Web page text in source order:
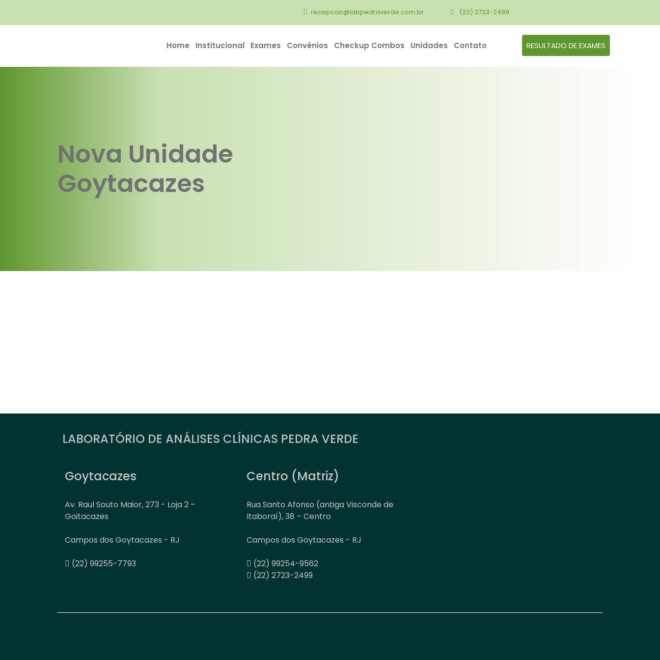
recepcao@labpedraverde.com.br (22) 2723-2499
Home Institucional Exames Convênios Checkup Combos Unidades Contato RESULTADO DE EXAMES
Nova Unidade
Goytacazes
LABORATÓRIO DE ANÁLISES CLÍNICAS PEDRA VERDE
Goytacazes
Av. Raul Souto Maior, 273 - Loja 2 –
Goitacazes
Campos dos Goytacazes - RJ
(22) 99255-7793
Centro (Matriz)
Rua Santo Afonso (antiga Visconde de
Itaboraí), 38 – Centro
Campos dos Goytacazes - RJ
(22) 99254-9562
(22) 2723-2499